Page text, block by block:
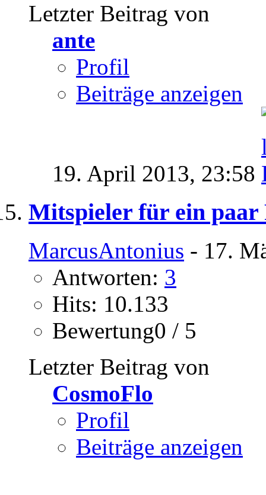
Letzter Beitrag von
ante
Profil
Beiträge anzeigen
19. April 2013, 23:58
Mitspieler für ein paar
MarcusAntonius - 17.
Antworten: 3
Hits: 10.133
Bewertung0 / 5
Letzter Beitrag von
CosmoFlo
Profil
Beiträge anzeigen